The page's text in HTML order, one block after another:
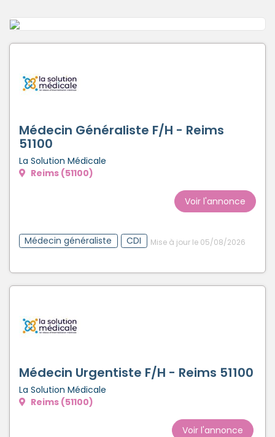
Médecin Généraliste F/H - Reims
51100
La Solution Médicale
Reims (51100)
Voir l'annonce
Médecin généraliste CDI Mise à jour le 05/08/2026
Médecin Urgentiste F/H - Reims 51100
La Solution Médicale
Reims (51100)
Voir l'annonce